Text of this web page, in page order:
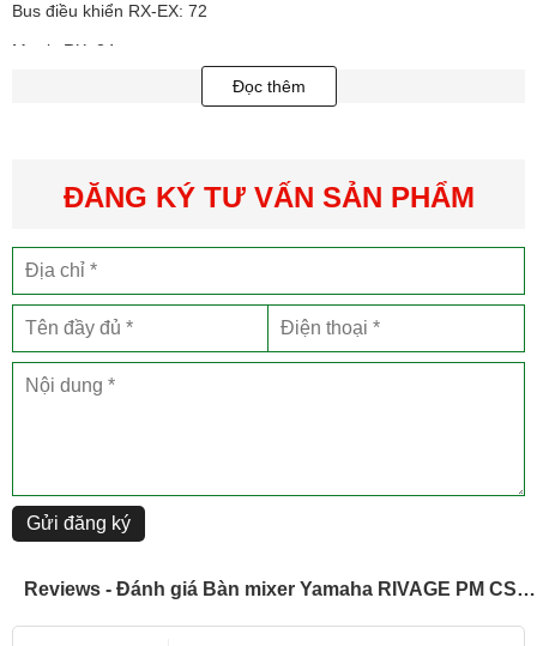
Bus điều khiển RX-EX: 72
Matrix RX: 24
Bus CUE: 2
Hệ kết nối: AES/GPI/MIDI/Dante/TWINLANe
Khối lượng: 94kg
Nguồn gốc: Nhật
Đọc thêm
ĐĂNG KÝ TƯ VẤN SẢN PHẨM
Gửi đăng ký
Reviews - Đánh giá Bàn mixer Yamaha RIVAGE PM CSD-R7